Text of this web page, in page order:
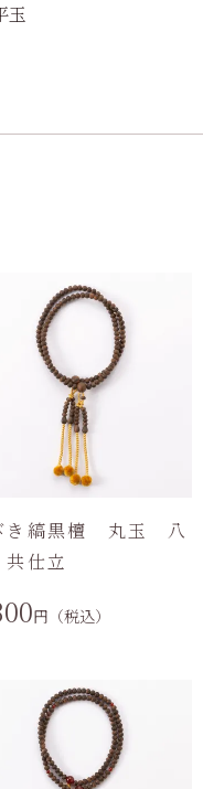
玉
き縞黒檀 丸玉 八
仕立
円（税込）